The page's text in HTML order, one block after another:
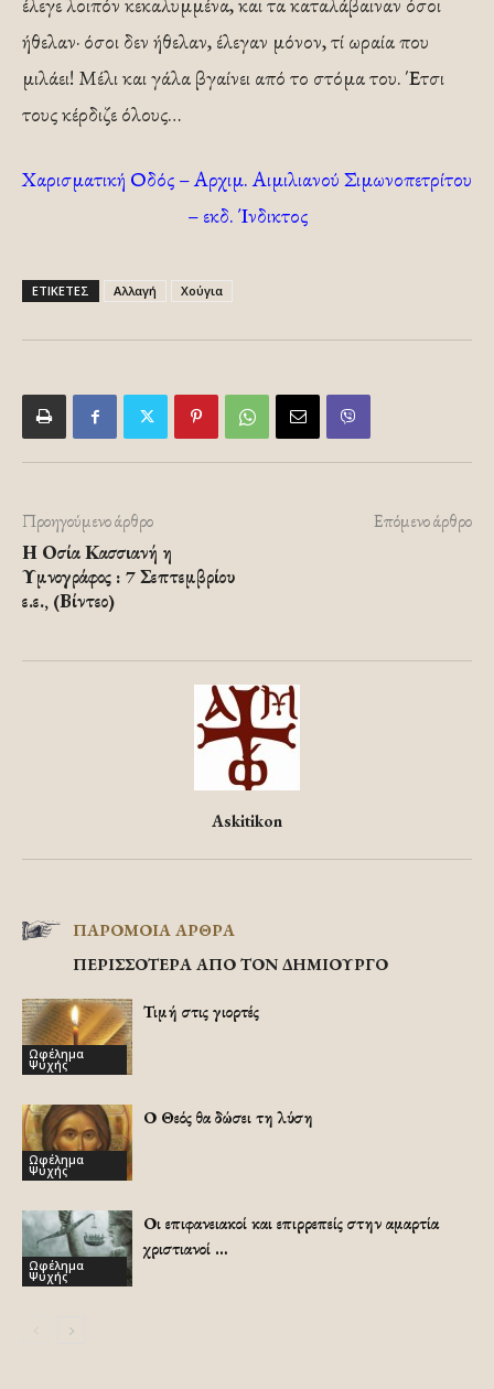
ήθελαν· όσοι δεν ήθελαν, έλεγαν μόνον, τί ωραία που
μιλάει! Μέλι και γάλα βγαίνει από το στόμα του. Έτσι
τους κέρδιζε όλους…
Χαρισματική Οδός – Αρχιμ. Αιμιλιανού Σιμωνοπετρίτου
– εκδ. Ίνδικτος
ΕΤΙΚΕΤΕΣ Αλλαγή Χούγια
Προηγούμενο άρθρο
Η Οσία Κασσιανή η
Υμνογράφος : 7 Σεπτεμβρίου
ε.ε., (Βίντεο)
Επόμενο άρθρο
Askitikon
ΠΑΡΟΜΟΙΑ ΑΡΘΡΑ
ΠΕΡΙΣΣΟΤΕΡΑ ΑΠΟ ΤΟΝ ΔΗΜΙΟΥΡΓΟ
Ωφέλημα
Ψυχής
Τιμή στις γιορτές
Ωφέλημα
Ψυχής
Ο Θεός θα δώσει τη λύση
Ωφέλημα
Ψυχής
Οι επιφανειακοί και επιρρεπείς στην αμαρτία
χριστιανοί …